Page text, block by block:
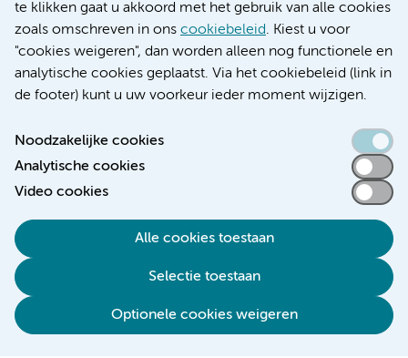
te klikken gaat u akkoord met het gebruik van alle cookies
zoals omschreven in ons cookiebeleid. Kiest u voor
"cookies weigeren", dan worden alleen nog functionele en
analytische cookies geplaatst. Via het cookiebeleid (link in
de footer) kunt u uw voorkeur ieder moment wijzigen.
Noodzakelijke cookies
Analytische cookies
Video cookies
Alle cookies toestaan
Selectie toestaan
Optionele cookies weigeren
Verwijzen & diagnostiek
Toegankelijkheidsverklaring
Responsible disclosure